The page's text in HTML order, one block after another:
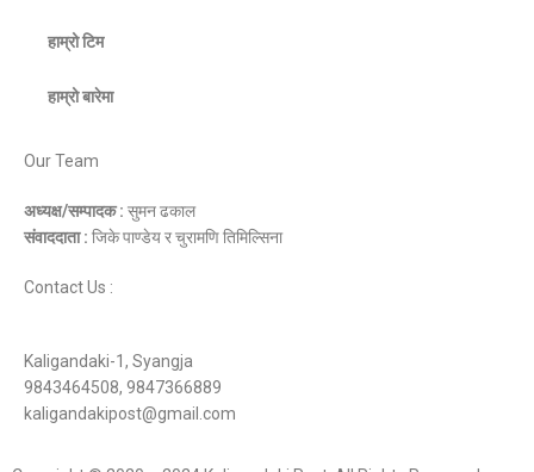
हाम्रो टिम
हाम्रो बारेमा
Our Team
अध्यक्ष/सम्पादक : सुमन ढकाल
संवाददाता : जिके पाण्डेय र चुरामणि तिमिल्सिना
Contact Us :
Kaligandaki-1, Syangja
9843464508, 9847366889
kaligandakipost@gmail.com